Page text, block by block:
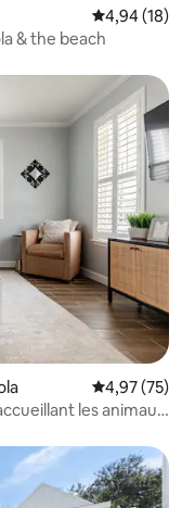
Évaluation
4,94 (18)
& the beach
Évaluation
4,97 (75)
les animaux